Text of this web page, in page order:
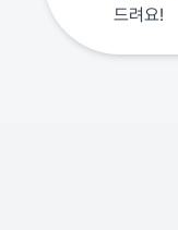
드려요!